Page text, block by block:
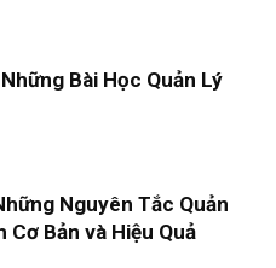
Bài Học Quản Lý
Nguyên Tắc Quản
Cơ Bản và Hiệu Quả